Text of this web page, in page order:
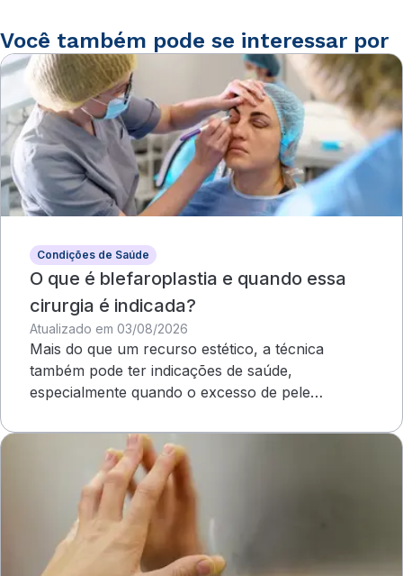
Você também pode se interessar por
Condições de Saúde
O que é blefaroplastia e quando essa
cirurgia é indicada?
Atualizado em 03/08/2026
Mais do que um recurso estético, a técnica
também pode ter indicações de saúde,
especialmente quando o excesso de pele